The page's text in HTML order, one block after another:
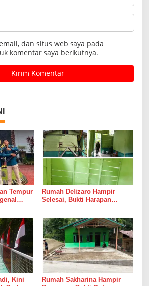
dan situs web saya pada
komentar saya berikutnya.
Tempur
Rumah Delizaro Hampir
Selesai, Bukti Harapan
Kini
Rumah Sakharina Hampir